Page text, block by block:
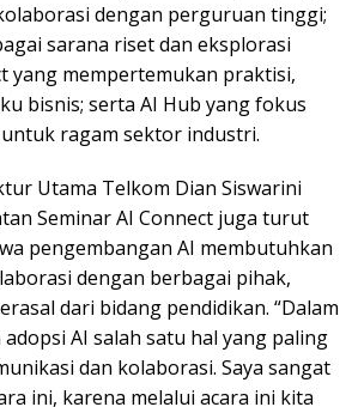
dengan perguruan tinggi;
sarana riset dan eksplorasi
yang mempertemukan praktisi,
bisnis; serta AI Hub yang fokus
ragam sektor industri.
Utama Telkom Dian Siswarini
Seminar AI Connect juga turut
pengembangan AI membutuhkan
dengan berbagai pihak,
dari bidang pendidikan. “Dalam
AI salah satu hal yang paling
dan kolaborasi. Saya sangat
ini, karena melalui acara ini kita